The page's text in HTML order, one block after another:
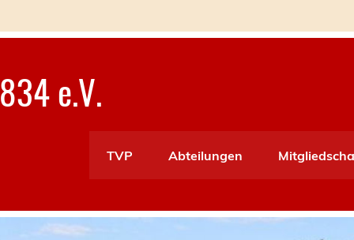
e.V.
TVP
Abteilungen